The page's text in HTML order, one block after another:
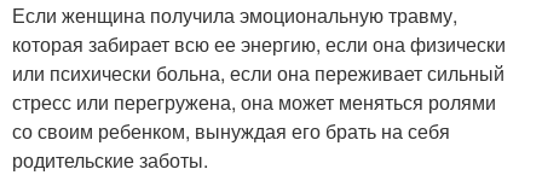
Если женщина получила эмоциональную травму,
которая забирает всю ее энергию, если она физически
или психически больна, если она переживает сильный
стресс или перегружена, она может меняться ролями
со своим ребенком, вынуждая его брать на себя
родительские заботы.